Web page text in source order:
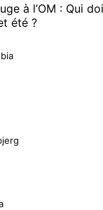
à l’OM : Qui
été ?